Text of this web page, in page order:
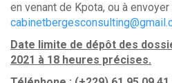
en venant de Kpota, ou à envoyer
Date limite de dépôt des
2021 à 18 heures précises.